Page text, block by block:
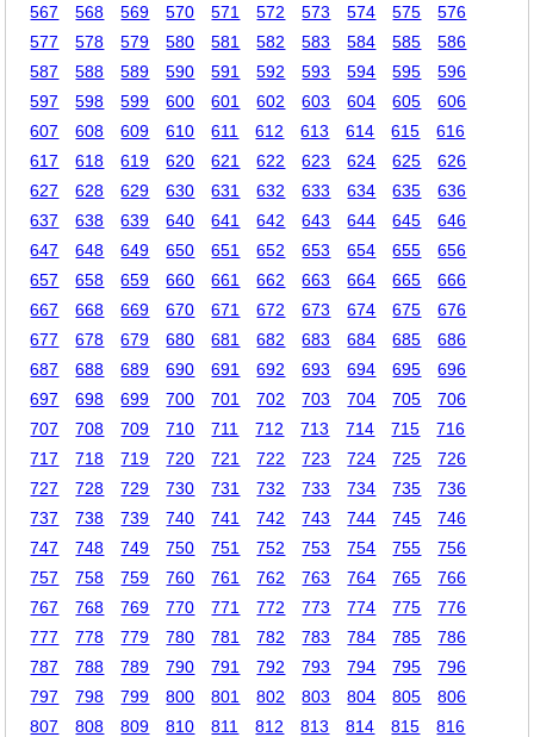
567
568 569 570 571 572 573 574 575
576
577
578 579 580 581 582 583 584 585
586
587
588 589 590 591 592 593 594 595
596
597
598 599 600 601 602 603 604 605
606
607
608 609 610 611 612 613 614 615
616
617
618 619 620 621 622 623 624 625
626
627
628 629 630 631 632 633 634 635
636
637
638 639 640 641 642 643 644 645
646
647
648 649 650 651 652 653 654 655
656
657
658 659 660 661 662 663 664 665
666
667
668 669 670 671 672 673 674 675
676
677
678 679 680 681 682 683 684 685
686
687
688 689 690 691 692 693 694 695
696
697
698 699 700 701 702 703 704 705
706
707
708 709 710 711 712 713 714 715
716
717
718 719 720 721 722 723 724 725
726
727
728 729 730 731 732 733 734 735
736
737
738 739 740 741 742 743 744 745
746
747
748 749 750 751 752 753 754 755
756
757
758 759 760 761 762 763 764 765
766
767
768 769 770 771 772 773 774 775
776
777
778 779 780 781 782 783 784 785
786
787
788 789 790 791 792 793 794 795
796
797
798 799 800 801 802 803 804 805
806
807
808 809 810 811 812 813 814 815
816